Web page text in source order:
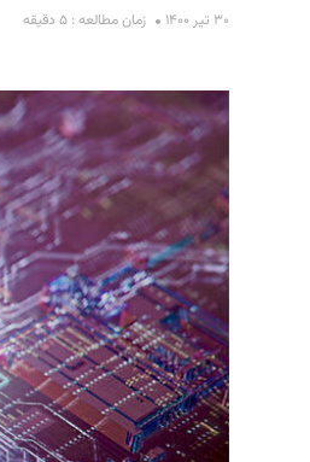
۳۰ تیر ۱۴۰۰ زمان مطالعه : ۵ دقیقه